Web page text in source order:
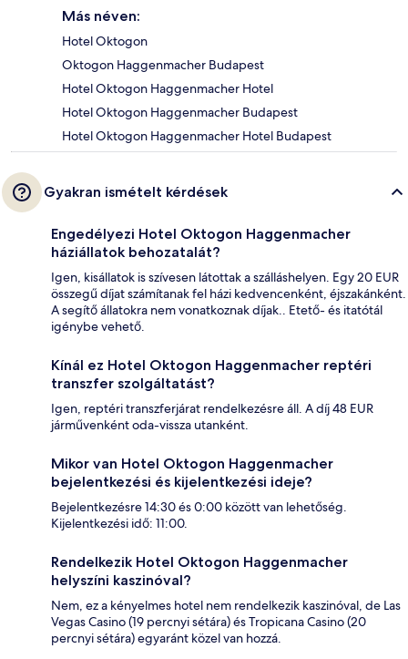
Más néven:
Hotel Oktogon
Oktogon Haggenmacher Budapest
Hotel Oktogon Haggenmacher Hotel
Hotel Oktogon Haggenmacher Budapest
Hotel Oktogon Haggenmacher Hotel Budapest
Gyakran ismételt kérdések
Engedélyezi Hotel Oktogon Haggenmacher
háziállatok behozatalát?
Igen, kisállatok is szívesen látottak a szálláshelyen. Egy 20 EUR
összegű díjat számítanak fel házi kedvencenként, éjszakánként.
A segítő állatokra nem vonatkoznak díjak.. Etető- és itatótál
igénybe vehető.
Kínál ez Hotel Oktogon Haggenmacher reptéri
transzfer szolgáltatást?
Igen, reptéri transzferjárat rendelkezésre áll. A díj 48 EUR
járművenként oda-vissza utanként.
Mikor van Hotel Oktogon Haggenmacher
bejelentkezési és kijelentkezési ideje?
Bejelentkezésre 14:30 és 0:00 között van lehetőség.
Kijelentkezési idő: 11:00.
Rendelkezik Hotel Oktogon Haggenmacher
helyszíni kaszinóval?
Nem, ez a kényelmes hotel nem rendelkezik kaszinóval, de Las
Vegas Casino (19 percnyi sétára) és Tropicana Casino (20
percnyi sétára) egyaránt közel van hozzá.